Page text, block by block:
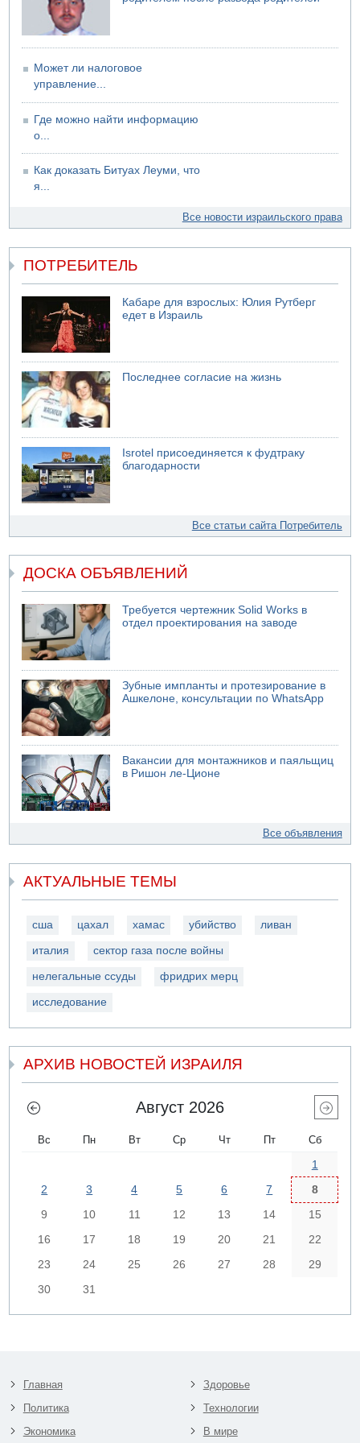
Может ли налоговое
управление...
Где можно найти информацию
о...
Как доказать Битуах Леуми, что
я...
Все новости израильского права
ПОТРЕБИТЕЛЬ
Кабаре для взрослых: Юлия Рутберг
едет в Израиль
Последнее согласие на жизнь
Isrotel присоединяется к фудтраку
благодарности
Все статьи сайта Потребитель
ДОСКА ОБЪЯВЛЕНИЙ
Требуется чертежник Solid Works в
отдел проектирования на заводе
Зубные импланты и протезирование в
Ашкелоне, консультации по WhatsApp
Вакансии для монтажников и паяльщиц
в Ришон ле-Ционе
Все объявления
АКТУАЛЬНЫЕ ТЕМЫ
сша цахал хамас убийство ливан
италия сектор газа после войны
нелегальные ссуды фридрих мерц
исследование
АРХИВ НОВОСТЕЙ ИЗРАИЛЯ
Август 2026
Вс Пн Вт Ср Чт Пт Сб
1
2
3 4 5 6 7
8
9
10 11 12 13 14
15
16
17 18 19 20 21
22
23
24 25 26 27 28
29
30
31
Главная
Политика
Экономика
Здоровье
Технологии
В мире